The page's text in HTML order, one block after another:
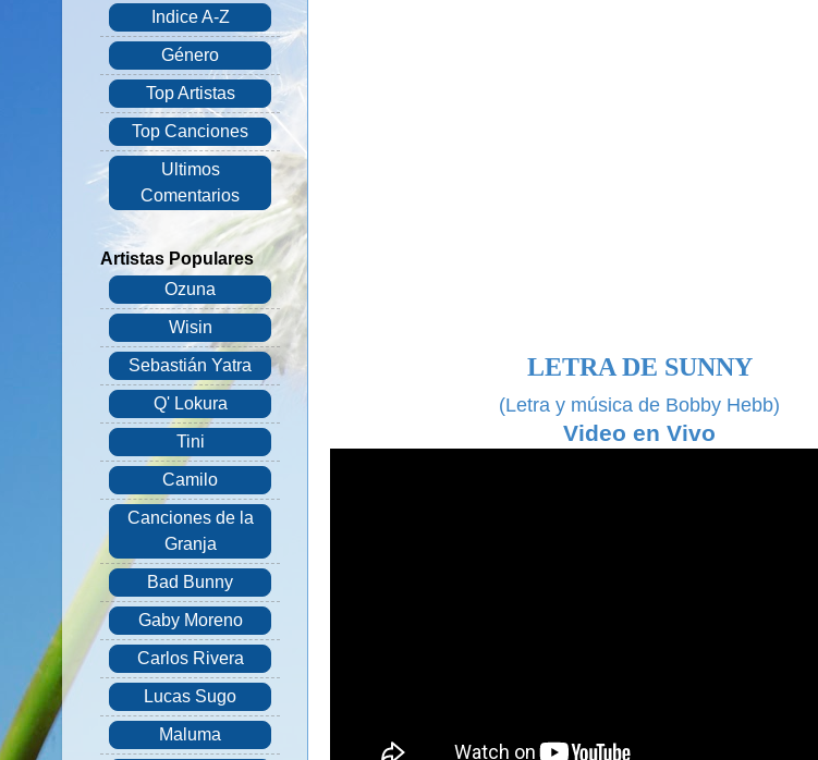
LETRA DE SUNNY
(Letra y música de Bobby Hebb)
Video en Vivo
Indice A-Z
Género
Top Artistas
Top Canciones
Ultimos
Comentarios
Artistas Populares
Ozuna
Wisin
Sebastián Yatra
Q' Lokura
Tini
Camilo
Canciones de la
Granja
Bad Bunny
Gaby Moreno
Carlos Rivera
Lucas Sugo
Maluma